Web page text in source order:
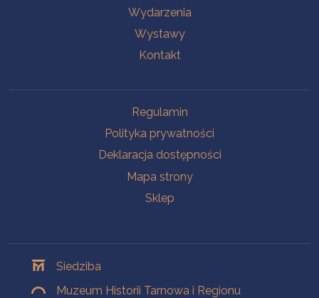
Wydarzenia
Wystawy
Kontakt
Regulamin
Polityka prywatności
Deklaracja dostępności
Mapa strony
Sklep
Siedziba
Muzeum Historii Tarnowa i Regionu